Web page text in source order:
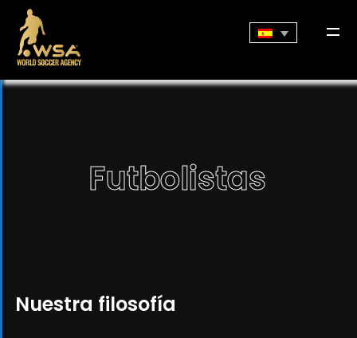
Futbolistas
Nuestra filosofía